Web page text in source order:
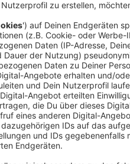
Mehr Gesundheitsangebote
neue AOK-Programm
dabei: DerTSV Urdenbachund
Anzeige
Darum geht's beim
Anzeige